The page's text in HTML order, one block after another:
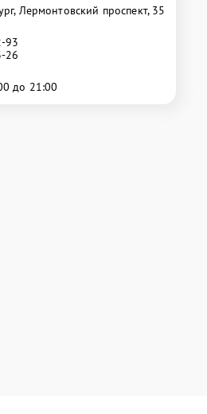
Лермонтовский проспект, 35
93
26
до 21:00